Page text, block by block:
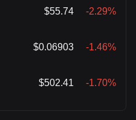
$55.74 -2.29%
$0.06903 -1.46%
$502.41 -1.70%